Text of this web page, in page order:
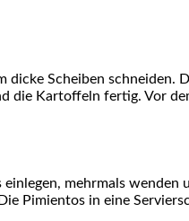
dicke Schei­ben
die Kar­tof­feln fer­tig. Vor
mehr­mals wen­den
Pimi­ent­os in eine